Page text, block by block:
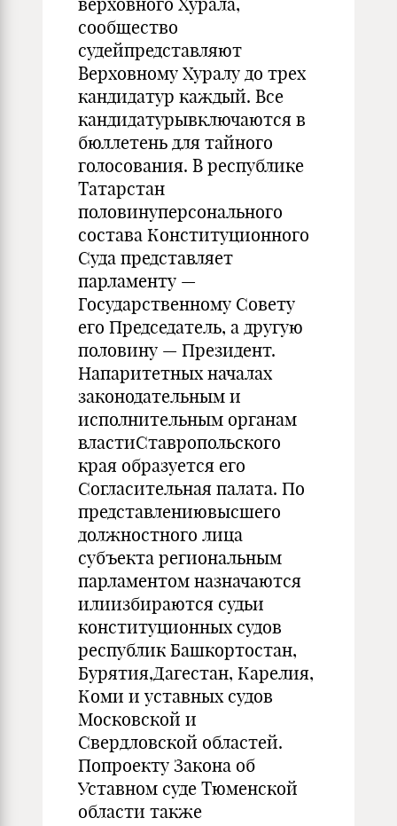
сообщество
судейпредставляют
Верховному Хуралу до трех
кандидатур каждый. Все
кандидатурывключаются в
бюллетень для тайного
голосования. В республике
Татарстан
половинуперсонального
состава Конституционного
Суда представляет
парламенту —
Государственному Совету
его Председатель, а другую
половину — Президент.
Напаритетных началах
законодательным и
исполнительным органам
властиСтавропольского
края образуется его
Согласительная палата. По
представлениювысшего
должностного лица
субъекта региональным
парламентом назначаются
илиизбираются судьи
конституционных судов
республик Башкортостан,
Бурятия,Дагестан, Карелия,
Коми и уставных судов
Московской и
Свердловской областей.
Попроекту Закона об
Уставном суде Тюменской
области также